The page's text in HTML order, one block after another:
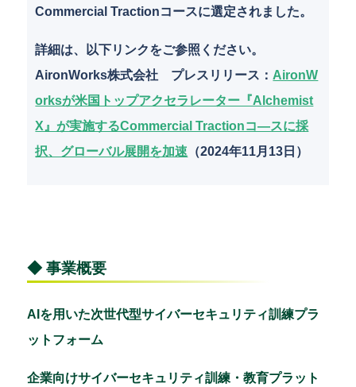
Commercial Tractionコースに選定されました。
詳細は、以下リンクをご参照ください。
AironWorks株式会社 プレスリリース ： AironW
orksが米国トップアクセラレーター『Alchemist
X』が実施するCommercial Tractionコ―スに採
択、グローバル展開を加速 （2024年11月13日）
◆ 事業概要
AIを用いた次世代型サイバーセキュリティ訓練プラ
ットフォーム
企業向けサイバーセキュリティ訓練・教育プラット